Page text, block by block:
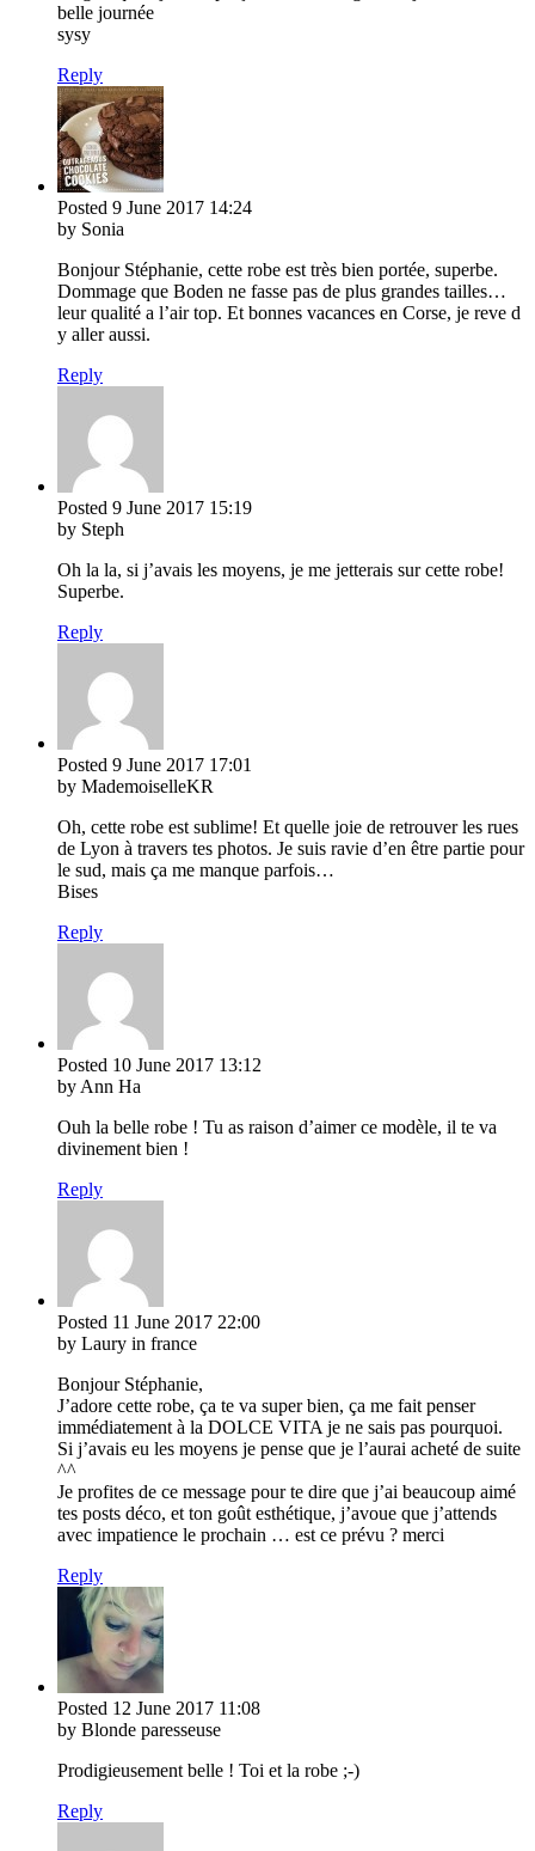
belle journée
sysy
Reply
Posted 9 June 2017 14:24
by Sonia
Bonjour Stéphanie, cette robe est très bien portée, superbe.
Dommage que Boden ne fasse pas de plus grandes tailles…
leur qualité a l’air top. Et bonnes vacances en Corse, je reve d
y aller aussi.
Reply
Posted 9 June 2017 15:19
by Steph
Oh la la, si j’avais les moyens, je me jetterais sur cette robe!
Superbe.
Reply
Posted 9 June 2017 17:01
by MademoiselleKR
Oh, cette robe est sublime! Et quelle joie de retrouver les rues
de Lyon à travers tes photos. Je suis ravie d’en être partie pour
le sud, mais ça me manque parfois…
Bises
Reply
Posted 10 June 2017 13:12
by Ann Ha
Ouh la belle robe ! Tu as raison d’aimer ce modèle, il te va
divinement bien !
Reply
Posted 11 June 2017 22:00
by Laury in france
Bonjour Stéphanie,
J’adore cette robe, ça te va super bien, ça me fait penser
immédiatement à la DOLCE VITA je ne sais pas pourquoi.
Si j’avais eu les moyens je pense que je l’aurai acheté de suite
^^
Je profites de ce message pour te dire que j’ai beaucoup aimé
tes posts déco, et ton goût esthétique, j’avoue que j’attends
avec impatience le prochain … est ce prévu ? merci
Reply
Posted 12 June 2017 11:08
by Blonde paresseuse
Prodigieusement belle ! Toi et la robe ;-)
Reply